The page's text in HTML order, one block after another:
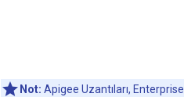
Not: Apigee Uzantıları, Enterprise